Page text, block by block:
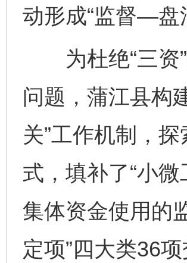
动形成“监督—
为杜绝“三资”
问题，蒲江县构
关”工作机制，
式，填补了“小
集体资金使用的
定项”四大类36